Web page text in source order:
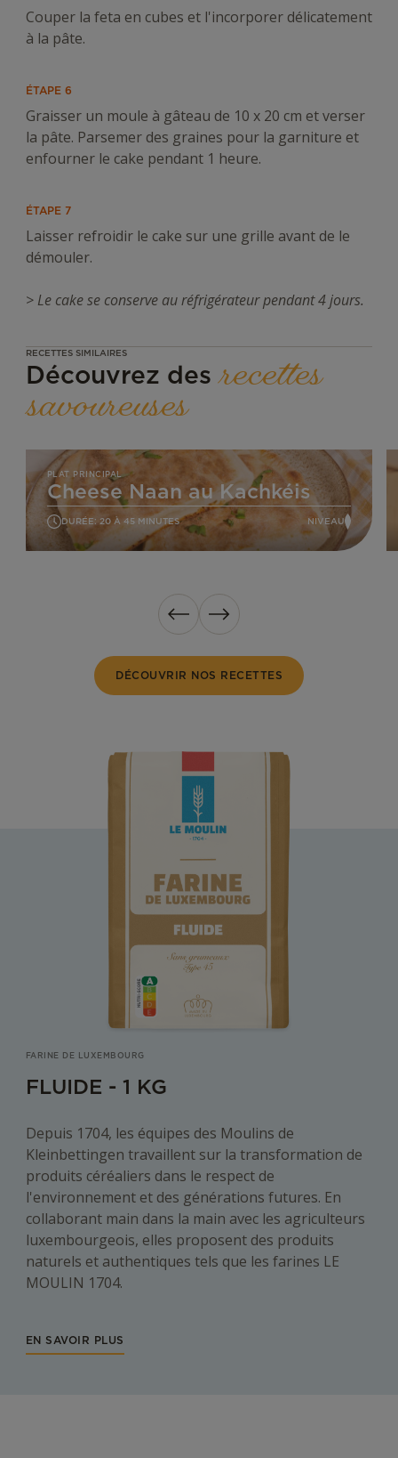
Couper la feta en cubes et l'incorporer délicatement
à la pâte.
ÉTAPE 6
Graisser un moule à gâteau de 10 x 20 cm et verser
la pâte. Parsemer des graines pour la garniture et
enfourner le cake pendant 1 heure.
ÉTAPE 7
Laisser refroidir le cake sur une grille avant de le
démouler.
> Le cake se conserve au réfrigérateur pendant 4 jours.
RECETTES SIMILAIRES
Découvrez desrecettes
savoureuses
PLAT PRINCIPAL
Cheese Naan au Kachkéis
DURÉE: 20 À 45 MINUTES NIVEAU
FACILE
Cheese
Naan
au
Kachkéis
PrécédentSuivant
DÉCOUVRIR NOS RECETTES
FARINE DE LUXEMBOURG
FLUIDE - 1 KG
Depuis 1704, les équipes des Moulins de
Kleinbettingen travaillent sur la transformation de
produits céréaliers dans le respect de
l'environnement et des générations futures. En
collaborant main dans la main avec les agriculteurs
luxembourgeois, elles proposent des produits
naturels et authentiques tels que les farines LE
MOULIN 1704.
EN SAVOIR PLUS